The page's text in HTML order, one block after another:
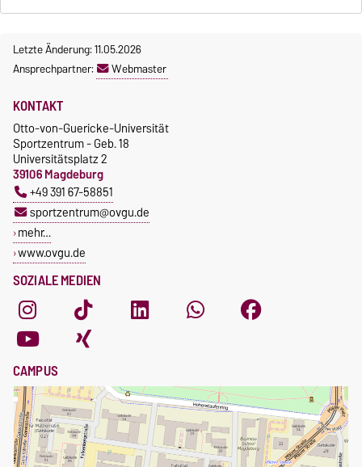
Letzte Änderung: 11.05.2026
Ansprechpartner:
Webmaster
SOZIALE MEDIEN
KONTAKT
Otto-von-Guericke-Universität
Sportzentrum - Geb. 18
Universitätsplatz 2
39106 Magdeburg
+49 391 67-58851
sportzentrum@ovgu.de
mehr…
www.ovgu.de
CAMPUS